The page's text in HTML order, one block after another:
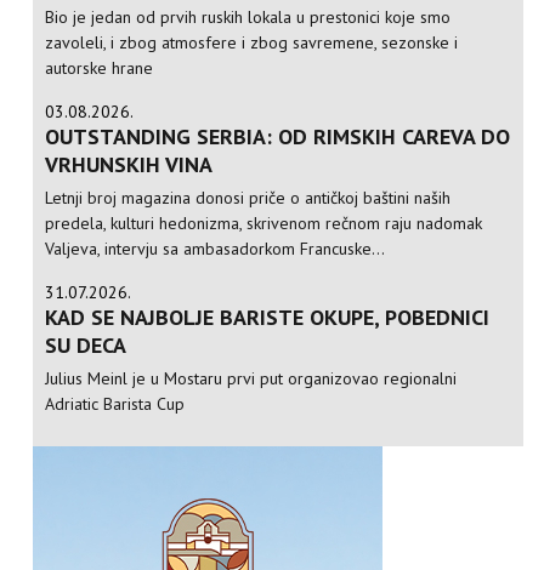
Bio je jedan od prvih ruskih lokala u prestonici koje smo
zavoleli, i zbog atmosfere i zbog savremene, sezonske i
autorske hrane
03.08.2026.
OUTSTANDING SERBIA: OD RIMSKIH CAREVA DO
VRHUNSKIH VINA
Letnji broj magazina donosi priče o antičkoj baštini naših
predela, kulturi hedonizma, skrivenom rečnom raju nadomak
Valjeva, intervju sa ambasadorkom Francuske...
31.07.2026.
KAD SE NAJBOLJE BARISTE OKUPE, POBEDNICI
SU DECA
Julius Meinl je u Mostaru prvi put organizovao regionalni
Adriatic Barista Cup